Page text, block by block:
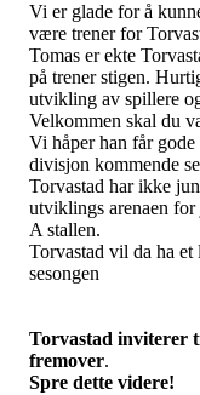
Vi er glade for å
være trener for
Tomas er ekte
på trener stigen.
utvikling av spillere
Velkommen skal du
Vi håper han får
divisjon kommende
Torvastad har ikke
utviklings arenaen
A stallen.
Torvastad vil da ha
sesongen
Torvastad inviterer
fremover.
Spre dette videre!